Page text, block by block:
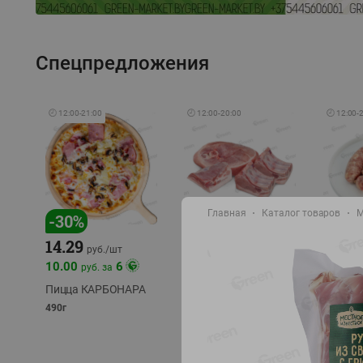
Спецпредложения
🕘 12:00-21:00
-30%
14.29 руб./шт
10.00 руб. за 6
Пицца КАРБОНАРА
490г
🕘 12:00-20:00 🕘 12:00-
-17%
11.99
охлажд
Главная Каталог товаров